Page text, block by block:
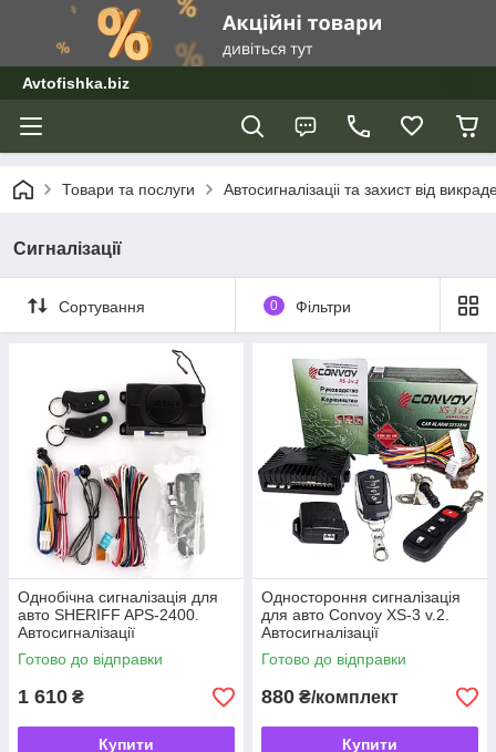
Avtofishka.biz
Товари та послуги Автосигналізаціі та захист від
Сигналізації
Сортування 0 Фільтри
Однобічна сигналізація для
авто SHERIFF APS-2400.
Автосигналізації
Готово до відправки
1 610 ₴
Купити
Одностороння сигналізація
для авто Convoy XS-3 v.2.
Автосигналізації
Готово до відправки
880 ₴/комплект
Купити